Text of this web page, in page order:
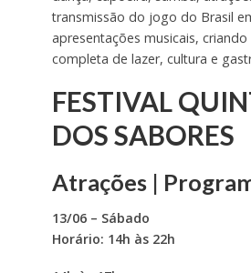
transmissão do jogo do Brasil
apresentações musicais,
completa de lazer, cultura e
FESTIVAL
DOS SABORES
Atrações |
13/06 – Sábado
Horário: 14h às 22h